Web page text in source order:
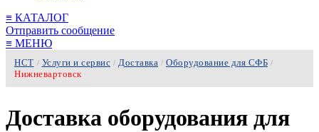
≡ КАТАЛОГ
Отправить сообщение
≡ МЕНЮ
НСТ / Услуги и сервис / Доставка / Оборудование для СФБ /
Нижневартовск
Доставка оборудования для